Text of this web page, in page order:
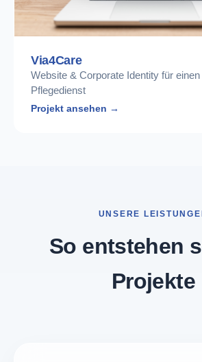
Via4Care
Website & Corporate Identity für
Pflegedienst
Projekt ansehen →
UNSERE
So entstehen
Projekte